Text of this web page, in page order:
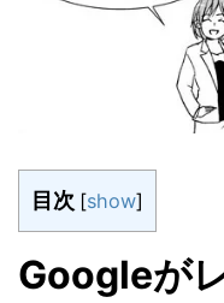
目次 [show]
Googleが